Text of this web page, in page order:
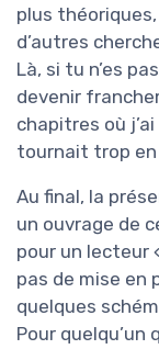
plus
d’autres
Là, si tu n’es
devenir
chapitres où
tournait trop en
Au final, la
un ouvrage de
pour un lecteur
pas de mise en
quelques
Pour